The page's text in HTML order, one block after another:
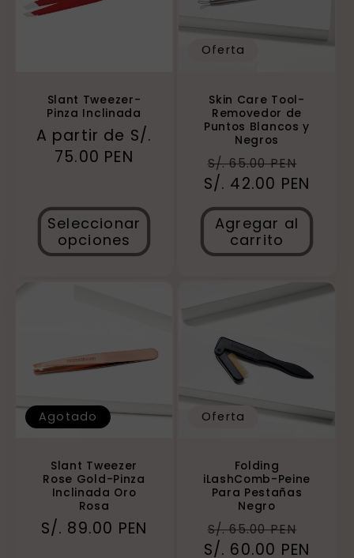
Slant Tweezer-
Pinza Inclinada
Precio
habitual
A partir de S/.
75.00 PEN
Seleccionar
opciones
Oferta
Skin Care Tool-
Removedor de
Puntos Blancos y
Negros
Precio
habitual
S/. 65.00 PEN
de
S/. 42.00 PEN
Agregar al
carrito
Agotado
Slant Tweezer
Rose Gold-Pinza
Inclinada Oro
Rosa
Precio
S/. 89.00 PEN
Oferta
Folding
iLashComb-Peine
Para Pestañas
Negro
Precio
habitual
S/. 65.00 PEN
de
S/. 60.00 PEN